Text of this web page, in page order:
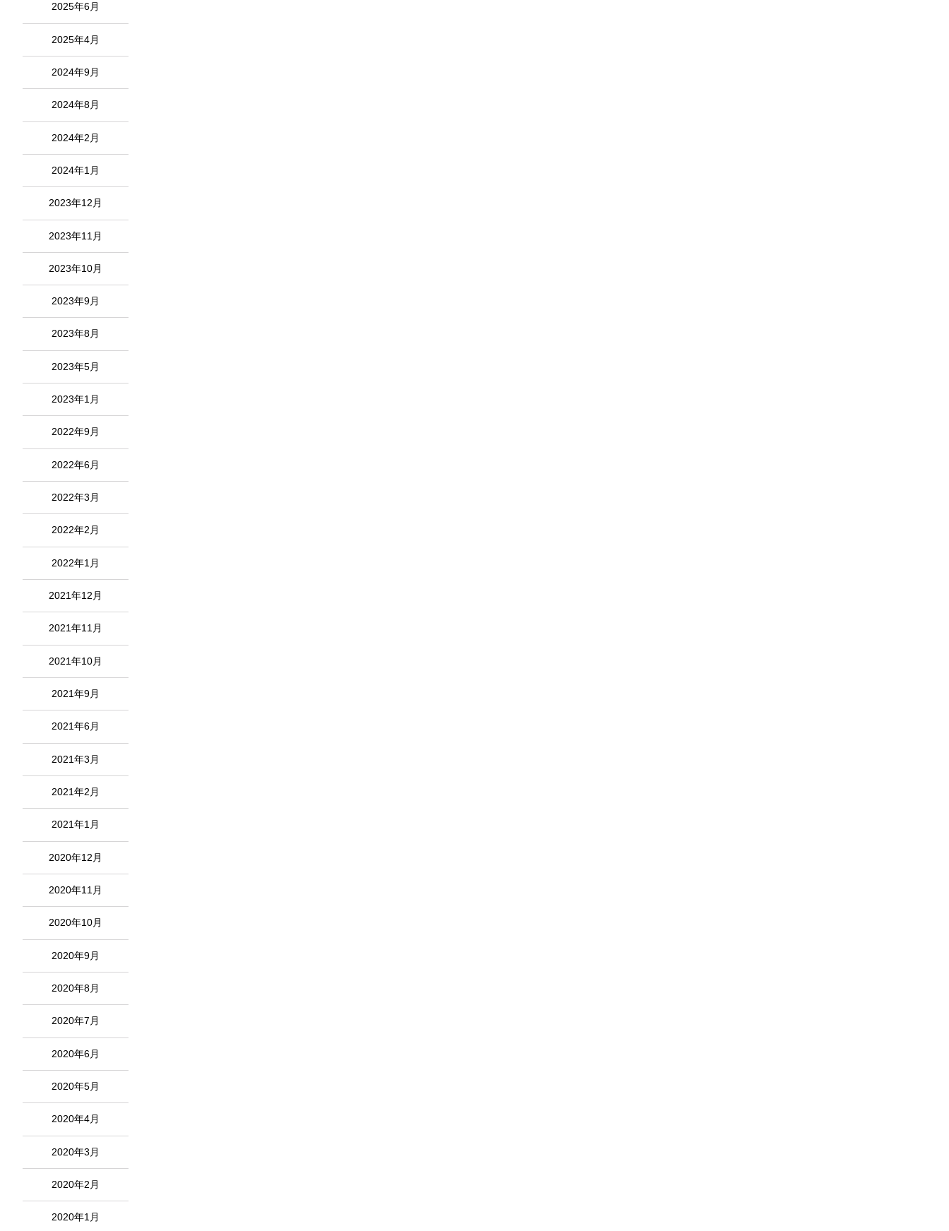
2025年6月
2025年4月
2024年9月
2024年8月
2024年2月
2024年1月
2023年12月
2023年11月
2023年10月
2023年9月
2023年8月
2023年5月
2023年1月
2022年9月
2022年6月
2022年3月
2022年2月
2022年1月
2021年12月
2021年11月
2021年10月
2021年9月
2021年6月
2021年3月
2021年2月
2021年1月
2020年12月
2020年11月
2020年10月
2020年9月
2020年8月
2020年7月
2020年6月
2020年5月
2020年4月
2020年3月
2020年2月
2020年1月